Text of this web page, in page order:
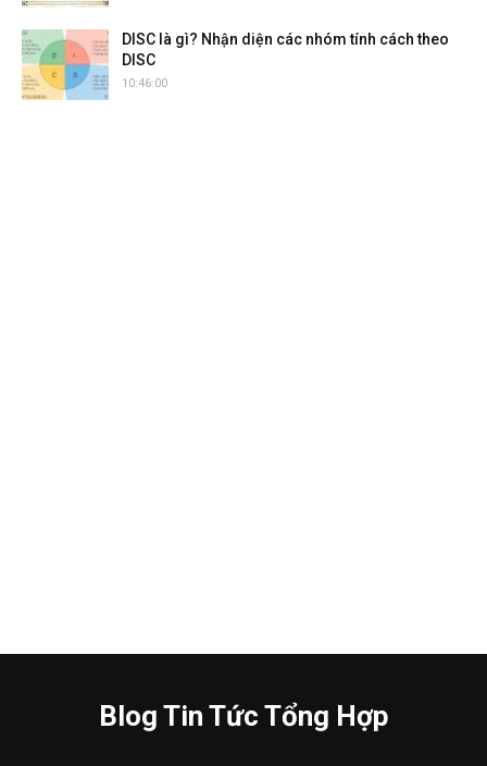
DISC là gì? Nhận diện các nhóm tính cách theo
DISC
10:46:00
Blog Tin Tức Tổng Hợp